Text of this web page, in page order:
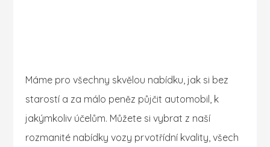
Máme pro všechny skvělou nabídku, jak si bez
starostí a za málo peněz půjčit automobil, k
jakýmkoliv účelům. Můžete si vybrat z naší
rozmanité nabídky vozy prvotřídní kvality, všech